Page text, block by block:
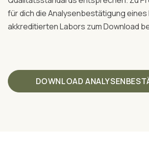
für dich die Analysenbestätigung eines
akkreditierten Labors zum Download
DOWNLOAD